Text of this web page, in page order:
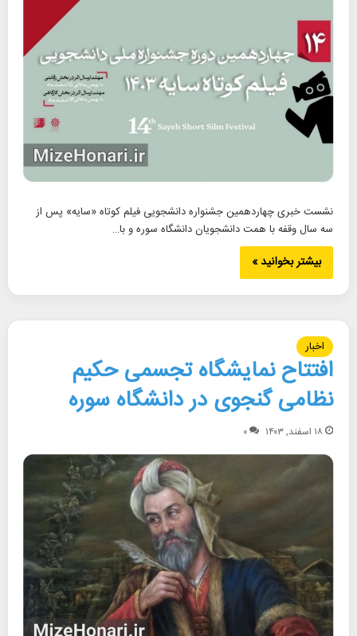
نشست خبری چهاردهمین جشنواره دانشجویی فیلم کوتاه «سایه» پس از
سه سال وقفه با همت دانشجویان دانشگاه سوره و با…
بیشتر بخوانید »
اخبار
افتتاح نمایشگاه تجسمی حکیم
نظامی گنجوی در دانشگاه سوره
۱۸ اسفند, ۱۴۰۳ ۰